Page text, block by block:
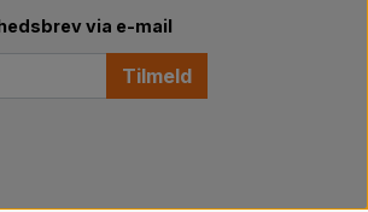
via e-mail
Tilmeld